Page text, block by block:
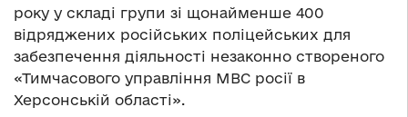
року у складі групи зі щонайменше 400
відряджених російських поліцейських для
забезпечення діяльності незаконно створеного
«Тимчасового управління МВС росії в
Херсонській області».